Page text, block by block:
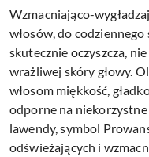
Wzmacniająco-
włosów, do
skutecznie oczyszcza,
wrażliwej skóry głowy.
włosom miękkość,
odporne na
lawendy, symbol
odświeżających i